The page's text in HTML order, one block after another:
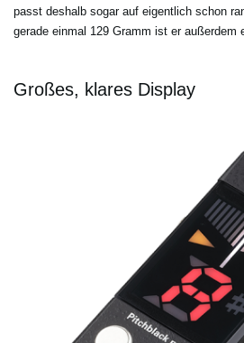
passt deshalb sogar auf eigentlich schon
gerade einmal 129 Gramm ist er außerdem
Großes, klares Display